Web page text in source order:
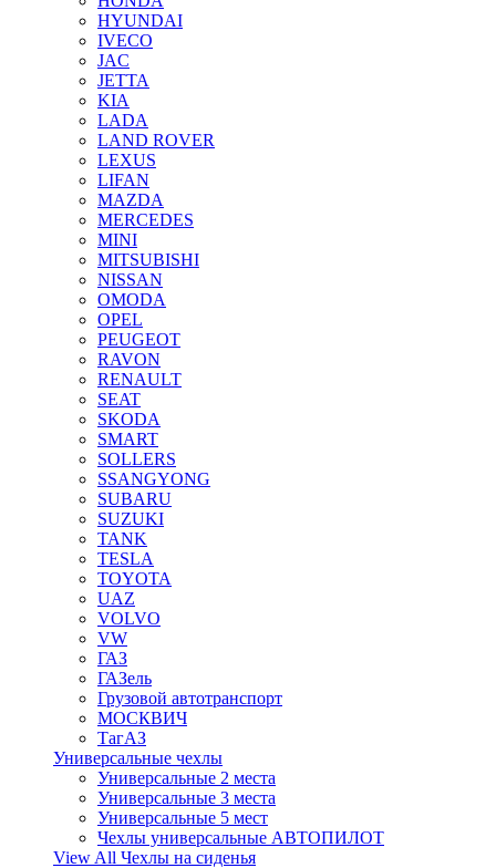
HYUNDAI
IVECO
JAC
JETTA
KIA
LADA
LAND ROVER
LEXUS
LIFAN
MAZDA
MERCEDES
MINI
MITSUBISHI
NISSAN
OMODA
OPEL
PEUGEOT
RAVON
RENAULT
SEAT
SKODA
SMART
SOLLERS
SSANGYONG
SUBARU
SUZUKI
TANK
TESLA
TOYOTA
UAZ
VOLVO
VW
ГАЗ
ГАЗель
Грузовой автотранспорт
МОСКВИЧ
ТагАЗ
Универсальные чехлы
Универсальные 2 места
Универсальные 3 места
Универсальные 5 мест
Чехлы универсальные АВТОПИЛОТ
View All Чехлы на сиденья